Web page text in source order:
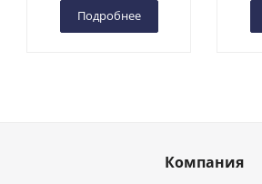
Подробнее
Компания